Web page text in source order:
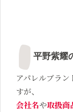
平野紫耀
アパレルブラ
すが、
会社名や取扱商